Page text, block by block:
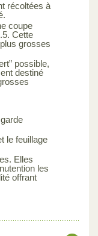
récoltées à
coupe
Cette
grosses
possible,
destiné
le feuillage
Elles
les
offrant